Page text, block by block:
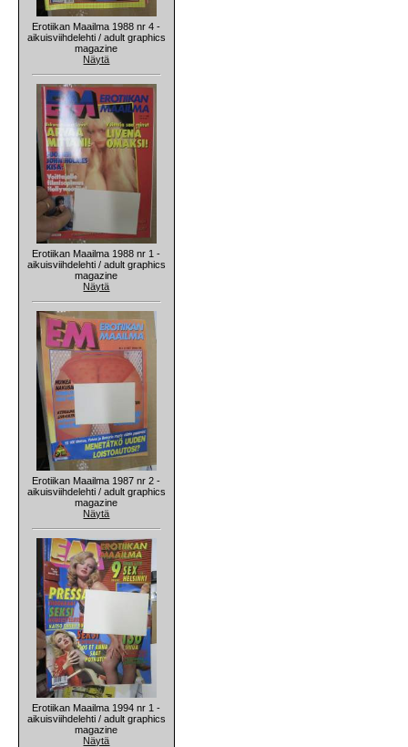
Erotiikan Maailma 1988 nr 4 -
aikuisviihdelehti / adult graphics
magazine
Näytä
Erotiikan Maailma 1988 nr 1 -
aikuisviihdelehti / adult graphics
magazine
Näytä
Erotiikan Maailma 1987 nr 2 -
aikuisviihdelehti / adult graphics
magazine
Näytä
Erotiikan Maailma 1994 nr 1 -
aikuisviihdelehti / adult graphics
magazine
Näytä